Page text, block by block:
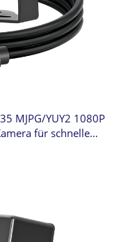
MJPG/YUY2 1080P
für schnelle